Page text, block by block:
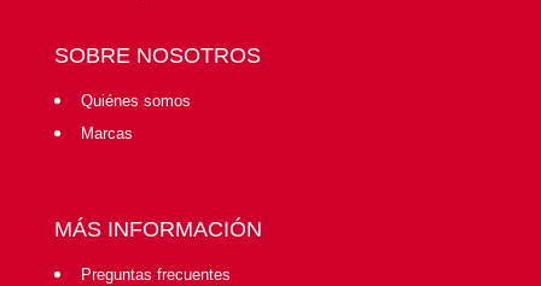
SOBRE NOSOTROS
Quiénes somos
Marcas
MÁS INFORMACIÓN
Preguntas frecuentes